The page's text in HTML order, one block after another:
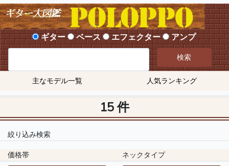
ギター ベース エフェクター アンプ
検索
主なモデル一覧 人気ランキング
15 件
絞り込み検索
価格帯
ネックタイプ